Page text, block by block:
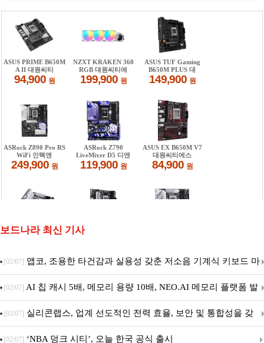
보드나라 최신 기사
[02/07] 앱코, 조용한 타건감과 실용성 갖춘 저소음 기계식 키보드 마
우스 세트 'KM580' 출시
[02/07] AI 칩 캐시 5배, 메모리 용량 10배, NEO.AI 메모리 플랫폼 발
표
[02/07] 실리콘랩스, 업계 선도적인 전력 효율, 보안 및 통합성을 갖
춘 초저전력 블루투스 LE SoC ‘BG2B’ 공개
[02/07] ‘NBA 덩크 시티’, 오늘 한국 공식 출시